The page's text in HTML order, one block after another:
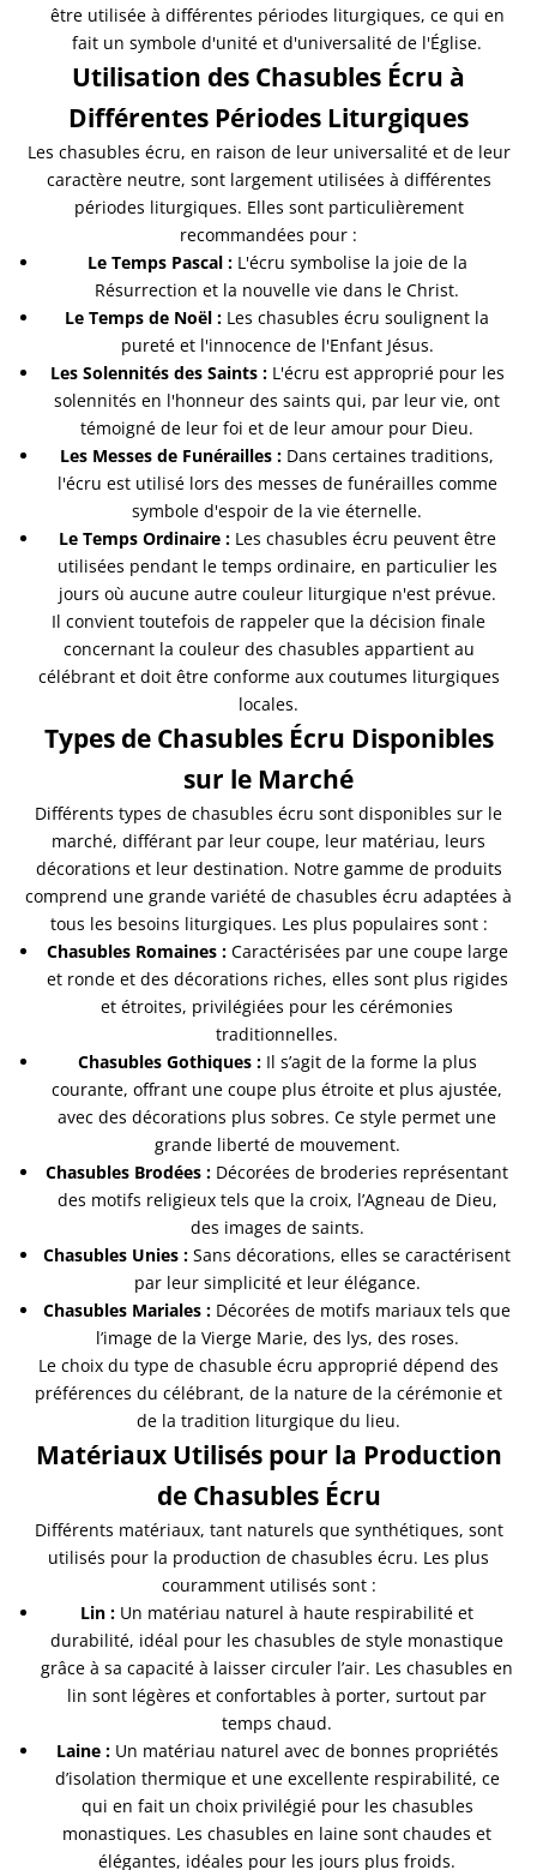
être utilisée à différentes périodes liturgiques, ce qui en
fait un symbole d'unité et d'universalité de l'Église.
Utilisation des Chasubles Écru à
Différentes Périodes Liturgiques
Les chasubles écru, en raison de leur universalité et de leur
caractère neutre, sont largement utilisées à différentes
périodes liturgiques. Elles sont particulièrement
recommandées pour :
Le Temps Pascal :L'écru symbolise la joie de la
Résurrection et la nouvelle vie dans le Christ.
Le Temps de Noël : Les chasubles écru soulignent la
pureté et l'innocence de l'Enfant Jésus.
Les Solennités des Saints :L'écru est approprié pour les
solennités en l'honneur des saints qui, par leur vie, ont
témoigné de leur foi et de leur amour pour Dieu.
Les Messes de Funérailles : Dans certaines traditions,
l'écru est utilisé lors des messes de funérailles comme
symbole d'espoir de la vie éternelle.
Le Temps Ordinaire :Les chasubles écru peuvent être
utilisées pendant le temps ordinaire, en particulier les
jours où aucune autre couleur liturgique n'est prévue.
Il convient toutefois de rappeler que la décision finale
concernant la couleur des chasubles appartient au
célébrant et doit être conforme aux coutumes liturgiques
locales.
Types de Chasubles Écru Disponibles
sur le Marché
Différents types de chasubles écru sont disponibles sur le
marché, différant par leur coupe, leur matériau, leurs
décorations et leur destination. Notre gamme de produits
comprend une grande variété de chasubles écru adaptées à
tous les besoins liturgiques. Les plus populaires sont :
Chasubles Romaines :Caractérisées par une coupe large
et ronde et des décorations riches, elles sont plus rigides
et étroites, privilégiées pour les cérémonies
traditionnelles.
Chasubles Gothiques :Il s’agit de la forme la plus
courante, offrant une coupe plus étroite et plus ajustée,
avec des décorations plus sobres. Ce style permet une
grande liberté de mouvement.
Chasubles Brodées : Décorées de broderies représentant
des motifs religieux tels que la croix, l’Agneau de Dieu,
des images de saints.
Chasubles Unies : Sans décorations, elles se caractérisent
par leur simplicité et leur élégance.
Chasubles Mariales : Décorées de motifs mariaux tels que
l’image de la Vierge Marie, des lys, des roses.
Le choix du type de chasuble écru approprié dépend des
préférences du célébrant, de la nature de la cérémonie et
de la tradition liturgique du lieu.
Matériaux Utilisés pour la Production
de Chasubles Écru
Différents matériaux, tant naturels que synthétiques, sont
utilisés pour la production de chasubles écru. Les plus
couramment utilisés sont :
Lin : Un matériau naturel à haute respirabilité et
durabilité, idéal pour les chasubles de style monastique
grâce à sa capacité à laisser circuler l’air. Les chasubles en
lin sont légères et confortables à porter, surtout par
temps chaud.
Laine :Un matériau naturel avec de bonnes propriétés
d’isolation thermique et une excellente respirabilité, ce
qui en fait un choix privilégié pour les chasubles
monastiques. Les chasubles en laine sont chaudes et
élégantes, idéales pour les jours plus froids.